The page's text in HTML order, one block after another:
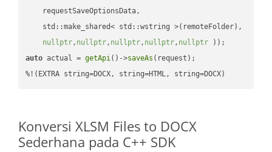
    requestSaveOptionsData,
    std::make_shared< std::wstring >(remoteFolder),
nullptr, nullptr, nullptr, nullptr, nullptr ))
auto actual = getApi()->saveAs (request);
%!(EXTRA string=DOCX, string=HTML, string=DOCX)
Konversi XLSM Files to DOCX
Sederhana pada C++ SDK